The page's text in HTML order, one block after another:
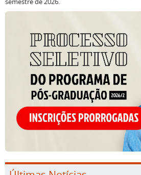
semestre de 2026.